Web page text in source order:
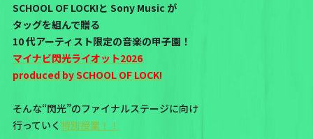
SCHOOL OF LOCK!と Sony Music が
タッグを組んで贈る
10 代アーティスト限定の音楽の甲子園！
マイナビ閃光ライオット2026
produced by SCHOOL OF LOCK!
そんな“閃光”のファイナルステージに向け
行っていく 特別授業！！